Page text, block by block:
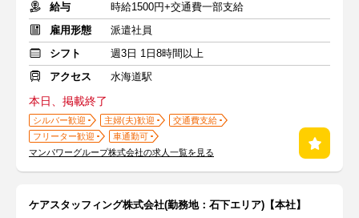
給与
時給1500円+交通費一部支給
雇用形態
派遣社員
シフト
週3日 1日8時間以上
アクセス
水海道駅
本日、掲載終了
シルバー歓迎 主婦(夫)歓迎
交通費支給
フリーター歓迎
車通勤可
マンパワーグループ株式会社の求人一覧を見る
ケアスタッフィング株式会社(勤務地：石下エリア)【本社】